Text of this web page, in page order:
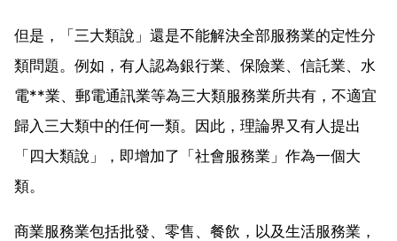
但是，「三大類說」還是不能解決全部服務業的定性分
類問題。例如，有人認為銀行業、保險業、信託業、水
電**業、郵電通訊業等為三大類服務業所共有，不適宜
歸入三大類中的任何一類。因此，理論界又有人提出
「四大類說」，即增加了「社會服務業」作為一個大
類。
商業服務業包括批發、零售、餐飲，以及生活服務業，